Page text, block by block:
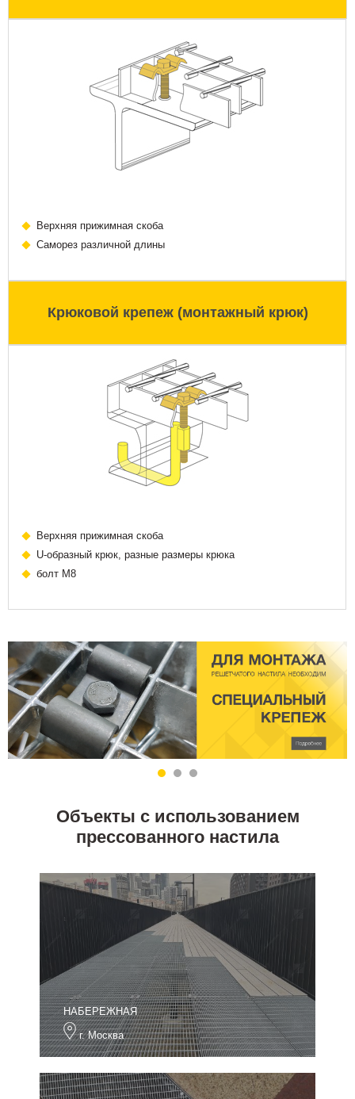
Верхняя прижимная скоба
Саморез различной длины
Крюковой крепеж (монтажный крюк)
Верхняя прижимная скоба
U-образный крюк, разные размеры крюка
болт М8
Объекты с использованием
прессованного настила
НАБЕРЕЖНАЯ
г. Москва